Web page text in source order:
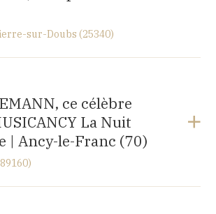
sur-Doubs (25340)
sur-Doubs (25340)
ce célèbre
La Nuit
| Ancy-le-Franc (70)